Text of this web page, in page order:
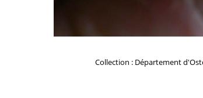
Collection : Département